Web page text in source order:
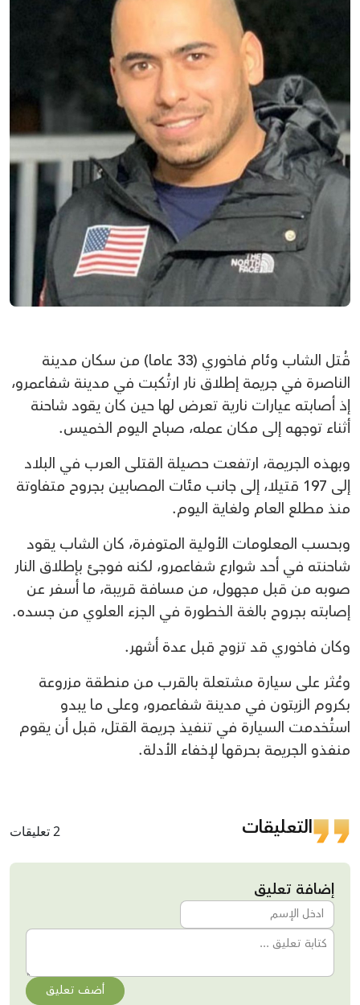
قُتل الشاب وئام فاخوري (33 عاما) من سكان مدينة
الناصرة في جريمة إطلاق نار ارتُكبت في مدينة شفاعمرو،
إذ أصابته عيارات نارية تعرض لها حين كان يقود شاحنة
أثناء توجهه إلى مكان عمله، صباح اليوم الخميس.
وبهذه الجريمة، ارتفعت حصيلة القتلى العرب في البلاد
إلى 197 قتيلا، إلى جانب مئات المصابين بجروح متفاوتة
منذ مطلع العام ولغاية اليوم.
وبحسب المعلومات الأولية المتوفرة، كان الشاب يقود
شاحنته في أحد شوارع شفاعمرو، لكنه فوجئ بإطلاق النار
صوبه من قبل مجهول، من مسافة قريبة، ما أسفر عن
إصابته بجروح بالغة الخطورة في الجزء العلوي من جسده.
وكان فاخوري قد تزوج قبل عدة أشهر.
وعُثر على سيارة مشتعلة بالقرب من منطقة مزروعة
بكروم الزيتون في مدينة شفاعمرو، وعلى ما يبدو
استُخدمت السيارة في تنفيذ جريمة القتل، قبل أن يقوم
منفذو الجريمة بحرقها لإخفاء الأدلة.
التعليقات 2 تعليقات
إضافة تعليق
أضف تعليق